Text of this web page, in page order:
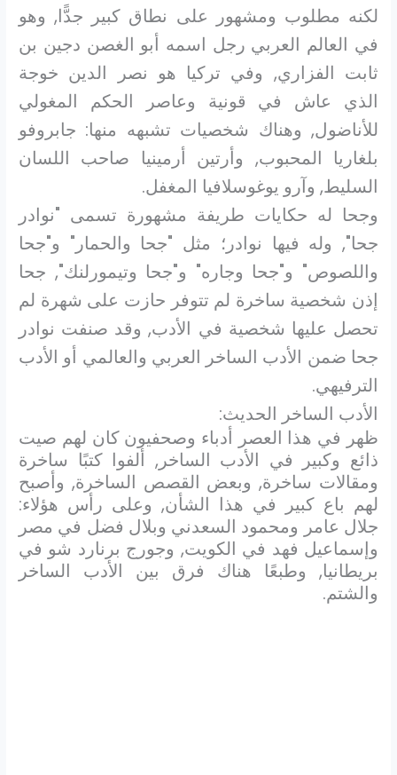
لكنه مطلوب ومشهور على نطاق كبير جدًّا, وهو
في العالم العربي رجل اسمه أبو الغصن دجين بن
ثابت الفزاري, وفي تركيا هو نصر الدين خوجة
الذي عاش في قونية وعاصر الحكم المغولي
للأناضول, وهناك شخصيات تشبهه منها: جابروفو
بلغاريا المحبوب, وأرتين أرمينيا صاحب اللسان
السليط, وآرو يوغوسلافيا المغفل.
وجحا له حكايات طريفة مشهورة تسمى "نوادر
جحا", وله فيها نوادر؛ مثل "جحا والحمار" و"جحا
واللصوص" و"جحا وجاره" و"جحا وتيمورلنك", جحا
إذن شخصية ساخرة لم تتوفر حازت على شهرة لم
تحصل عليها شخصية في الأدب, وقد صنفت نوادر
جحا ضمن الأدب الساخر العربي والعالمي أو الأدب
الترفيهي.
الأدب الساخر الحديث:
ظهر في هذا العصر أدباء وصحفيون كان لهم صيت
ذائع وكبير في الأدب الساخر, ألفوا كتبًا ساخرة
ومقالات ساخرة, وبعض القصص الساخرة, وأصبح
لهم باع كبير في هذا الشأن, وعلى رأس هؤلاء:
جلال عامر ومحمود السعدني وبلال فضل في مصر
وإسماعيل فهد في الكويت, وجورج برنارد شو في
بريطانيا, وطبعًا هناك فرق بين الأدب الساخر
والشتم.